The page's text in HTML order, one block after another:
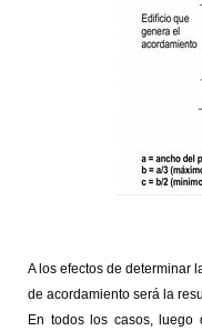
A los efectos de determinar
de acordamiento será la
En todos los casos, luego